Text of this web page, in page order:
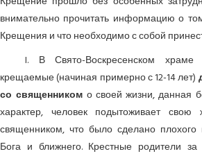
внимательно прочитать информацию о
Крещения и что необходимо с собой
I. В Свято-Воскресенском
крещаемые (начиная примерно с 12-14 лет)
со священником о своей жизни, данная
характер, человек подытоживает
священником, что было сделано плохого
Бога и ближнего. Крестные родители